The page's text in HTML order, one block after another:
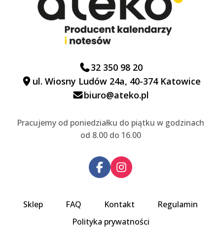
32 350 98 20
ul. Wiosny Ludów 24a, 40-374 Katowice
biuro@ateko.pl
Pracujemy od poniedziałku do piątku w godzinach
od 8.00 do 16.00
Sklep FAQ Kontakt
Regulamin
Polityka prywatności